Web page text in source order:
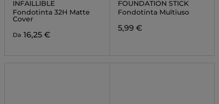
INFAILLIBLE
Fondotinta 32H Matte
Cover
Da 16,25 €
FOUNDATION STICK
Fondotinta Multiuso
5,99 €